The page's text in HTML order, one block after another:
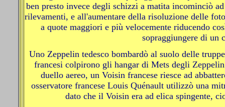
ben presto invece degli schizzi a matita incominciò
rilevamenti, e all'aumentare della risoluzione delle
a quote maggiori e più velocemente riducendo
sopraggiungere di un
Uno Zeppelin tedesco bombardò al suolo delle
francesi colpirono gli hangar di Mets degli
duello aereo, un Voisin francese riesce ad
osservatore francese Louis Quénault utilizzò una
dato che il Voisin era ad elica spingente,